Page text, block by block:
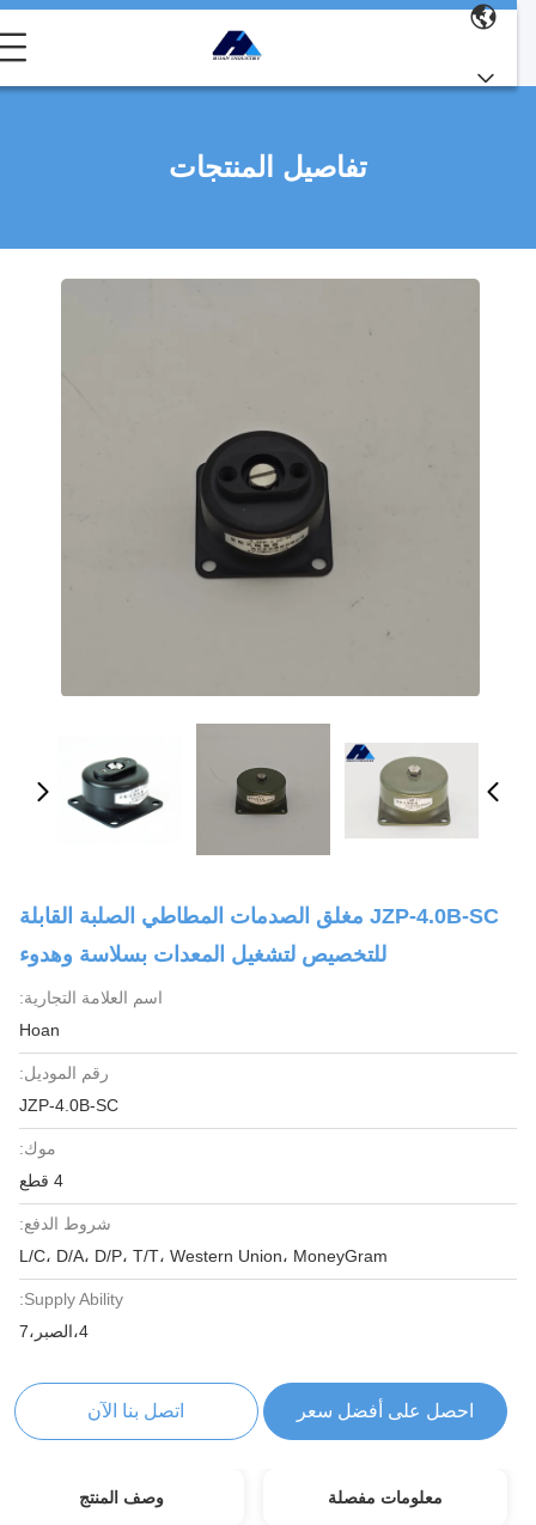
تفاصيل المنتجات
JZP-4.0B-SC مغلق الصدمات المطاطي الصلبة القابلة
للتخصيص لتشغيل المعدات بسلاسة وهدوء
اسم العلامة التجارية:
Hoan
رقم الموديل:
JZP-4.0B-SC
موك:
4 قطع
شروط الدفع:
L/C، D/A، D/P، T/T، Western Union، MoneyGram
Supply Ability:
4،الصبر،7
احصل على أفضل سعر اتصل بنا الآن
معلومات مفصلة وصف المنتج